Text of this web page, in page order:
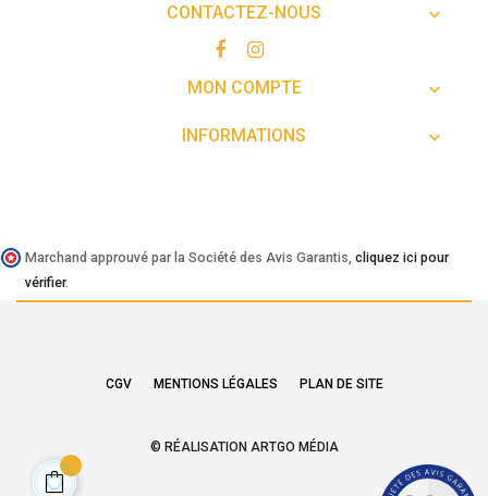
CONTACTEZ-NOUS 
MON COMPTE 
INFORMATIONS 
Marchand approuvé par la Société des Avis Garantis, cliquez ici pour
vérifier.
CGV MENTIONS LÉGALES PLAN DE SITE
© RÉALISATION ARTGO MÉDIA